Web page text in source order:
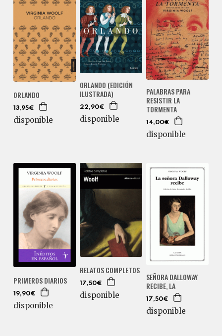
ORLANDO
13,95€
disponible
ORLANDO (EDICIÓN
ILUSTRADA)
22,90€
disponible
PALABRAS PARA
RESISTIR LA
TORMENTA
14,00€
disponible
PRIMEROS DIARIOS
19,90€
disponible
RELATOS COMPLETOS
17,50€
disponible
SEÑORA DALLOWAY
RECIBE, LA
17,50€
disponible